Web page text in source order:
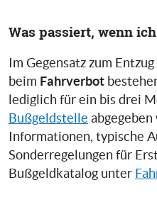
Was passiert, wenn
Im Gegensatz zum
beim Fahrverbot
lediglich für ein bis drei
Bußgeldstelle
Informationen, typische
Sonderregelungen für
Bußgeldkatalog unter